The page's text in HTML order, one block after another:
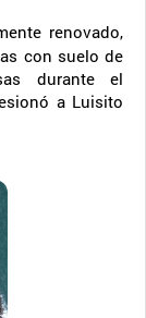
renovado,
con suelo de
durante el
a Luisito